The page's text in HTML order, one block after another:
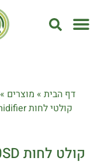
דף הבית » מוצרים »
קולטי לחות Parkoo - Dehumidifier
קולט לחות Parkoo CF30SD